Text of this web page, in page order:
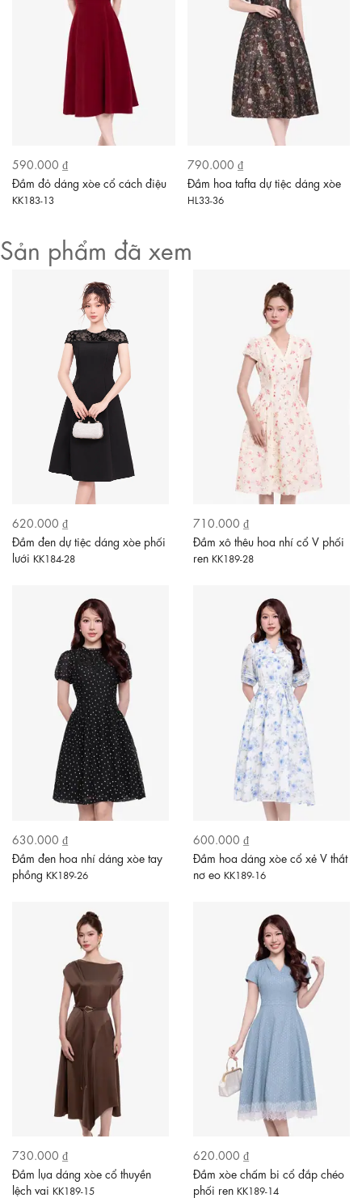
590.000 ₫
Đầm đỏ dáng xòe cổ cách điệu
KK183-13
790.000 ₫
Đầm hoa tafta dự tiệc dáng xòe
HL33-36
Sản phẩm đã xem
620.000 ₫
Đầm đen dự tiệc dáng xòe phối
lưới KK184-28
710.000 ₫
Đầm xô thêu hoa nhí cổ V phối
ren KK189-28
630.000 ₫
Đầm đen hoa nhí dáng xòe tay
phồng KK189-26
600.000 ₫
Đầm hoa dáng xòe cổ xẻ V thắt
nơ eo KK189-16
730.000 ₫
Đầm lụa dáng xòe cổ thuyền
lệch vai KK189-15
620.000 ₫
Đầm xòe chấm bi cổ đắp chéo
phối ren KK189-14